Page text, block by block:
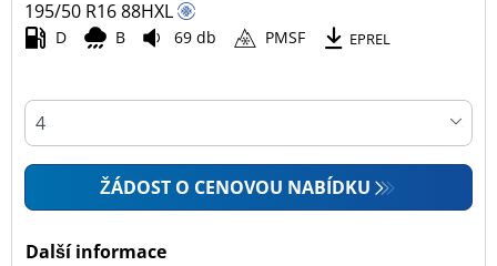
Osobní vůz (35)
4x4 (1)
Zemědělská technika (0)
Dojezdové
195/50 R1688HXL
D B 69 db PMSF EPREL
ŽÁDOST O CENOVOU NABÍDKU
Další informace